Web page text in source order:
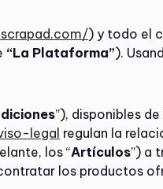
) y todo el
“La Plataforma”).
”), disponibles
legal regulan la
los “Artículos”) a
los productos